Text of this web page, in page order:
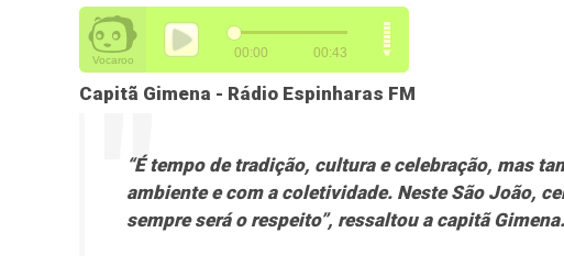
Capitã Gimena - Rádio Espinharas FM
“É tempo de tradição, cultura e celebração, mas
ambiente e com a coletividade. Neste São João,
sempre será o respeito”, ressaltou a capitã Gimena.